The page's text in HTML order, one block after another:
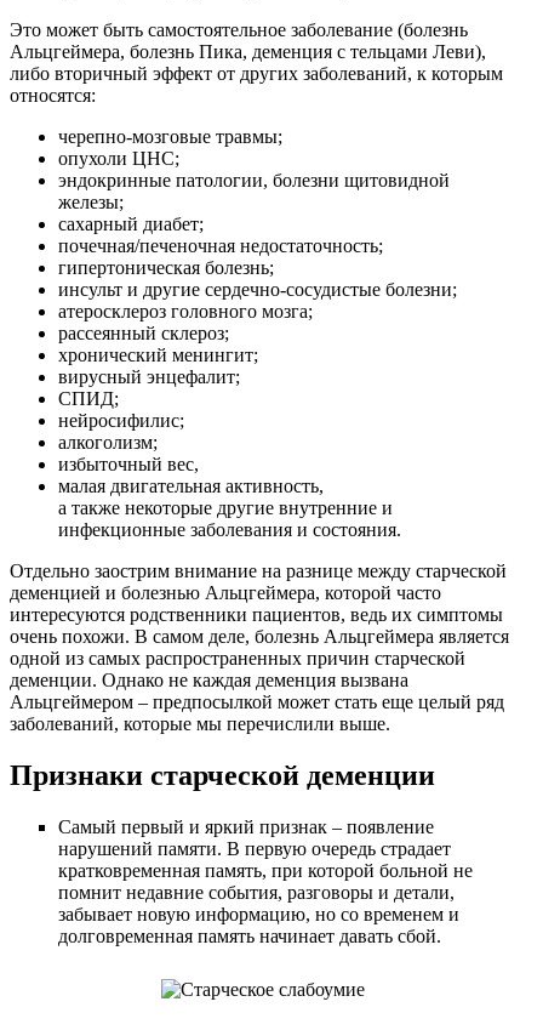
Это может быть самостоятельное заболевание (болезнь
Альцгеймера, болезнь Пика, деменция с тельцами Леви),
либо вторичный эффект от других заболеваний, к которым
относятся:
черепно-мозговые травмы;
опухоли ЦНС;
эндокринные патологии, болезни щитовидной
железы;
сахарный диабет;
почечная/печеночная недостаточность;
гипертоническая болезнь;
инсульт и другие сердечно-сосудистые болезни;
атеросклероз головного мозга;
рассеянный склероз;
хронический менингит;
вирусный энцефалит;
СПИД;
нейросифилис;
алкоголизм;
избыточный вес,
малая двигательная активность,
а также некоторые другие внутренние и
инфекционные заболевания и состояния.
Отдельно заострим внимание на разнице между старческой
деменцией и болезнью Альцгеймера, которой часто
интересуются родственники пациентов, ведь их симптомы
очень похожи. В самом деле, болезнь Альцгеймера является
одной из самых распространенных причин старческой
деменции. Однако не каждая деменция вызвана
Альцгеймером – предпосылкой может стать еще целый ряд
заболеваний, которые мы перечислили выше.
Признаки старческой деменции
Самый первый и яркий признак – появление
нарушений памяти. В первую очередь страдает
кратковременная память, при которой больной не
помнит недавние события, разговоры и детали,
забывает новую информацию, но со временем и
долговременная память начинает давать сбой.